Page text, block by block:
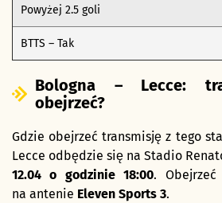
Powyżej 2.5 goli
BTTS – Tak
Bologna – Lecce:
obejrzeć?
Gdzie obejrzeć transmisję z tego
Lecce odbędzie się na Stadio
12.04 o godzinie 18:00.
na antenie Eleven Sports 3.